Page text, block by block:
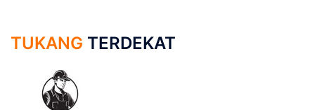
TUKANG TERDEKAT